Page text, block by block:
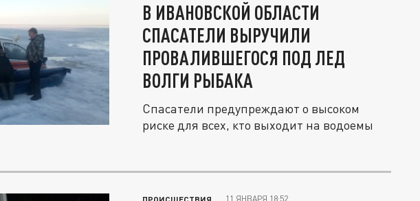
В ИВАНОВСКОЙ ОБЛАСТИ
СПАСАТЕЛИ ВЫРУЧИЛИ
ПРОВАЛИВШЕГОСЯ ПОД ЛЕД
ВОЛГИ РЫБАКА
Спасатели предупреждают о высоком
риске для всех, кто выходит на водоемы
11 ЯНВАРЯ 18:52